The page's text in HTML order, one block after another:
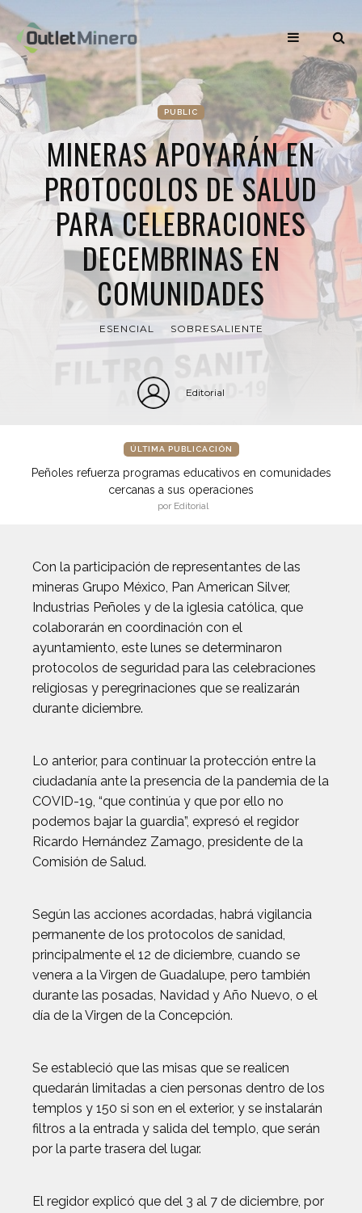
PUBLIC
MINERAS APOYARÁN EN
PROTOCOLOS DE SALUD
PARA CELEBRACIONES
DECEMBRINAS EN
COMUNIDADES
ESENCIAL SOBRESALIENTE
Editorial
ÚLTIMA PUBLICACIÓN
Peñoles refuerza programas educativos en comunidades
cercanas a sus operaciones
por Editorial
Con la participación de representantes de las
mineras Grupo México, Pan American Silver,
Industrias Peñoles y de la iglesia católica, que
colaborarán en coordinación con el
ayuntamiento, este lunes se determinaron
protocolos de seguridad para las celebraciones
religiosas y peregrinaciones que se realizarán
durante diciembre.
Lo anterior, para continuar la protección entre la
ciudadanía ante la presencia de la pandemia de la
COVID-19, “que continúa y que por ello no
podemos bajar la guardia”, expresó el regidor
Ricardo Hernández Zamago, presidente de la
Comisión de Salud.
Según las acciones acordadas, habrá vigilancia
permanente de los protocolos de sanidad,
principalmente el 12 de diciembre, cuando se
venera a la Virgen de Guadalupe, pero también
durante las posadas, Navidad y Año Nuevo, o el
día de la Virgen de la Concepción.
Se estableció que las misas que se realicen
quedarán limitadas a cien personas dentro de los
templos y 150 si son en el exterior, y se instalarán
filtros a la entrada y salida del templo, que serán
por la parte trasera del lugar.
El regidor explicó que del 3 al 7 de diciembre, por